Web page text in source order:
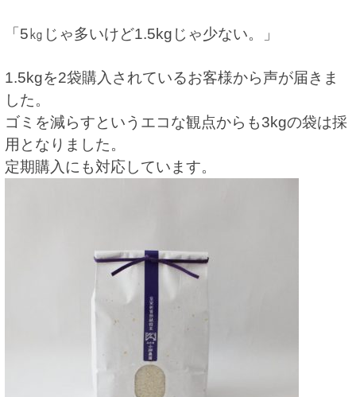
「5㎏じゃ多いけど1.5kgじゃ少ない。」
1.5kgを2袋購入されているお客様から声が届きま
した。
ゴミを減らすというエコな観点からも3kgの袋は採
用となりました。
定期購入にも対応しています。